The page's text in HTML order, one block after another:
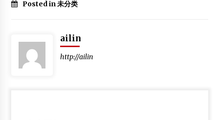
Posted in 未分类
ailin
http://ailin